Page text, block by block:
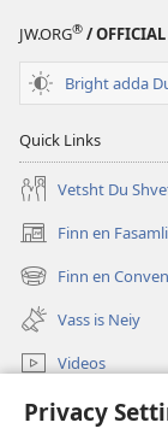
Privacy
JW.ORG® / OFFICIAL
Bright adda
Quick Links
Vetsht Du
Finn en
(opens
new
window)
Finn en
(opens
new
window)
Vass is Neiy
Videos
Sucha